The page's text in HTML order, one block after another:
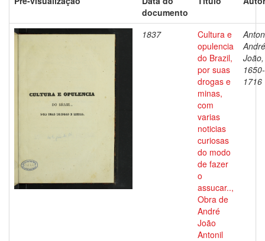
documento
1837
Cultura e
opulencia
do Brazil,
por suas
drogas e
minas,
com
varias
noticias
curiosas
do modo
de fazer
o
assucar..,
Obra de
André
João
Antonil
André
João,
1650-
1716